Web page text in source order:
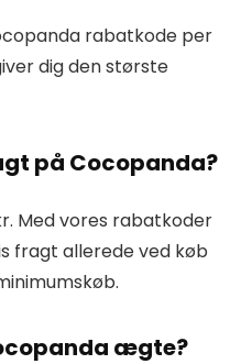
rabatkode per
dig den største
på Cocopanda?
Med vores rabatkoder
fragt allerede ved køb
ægte?